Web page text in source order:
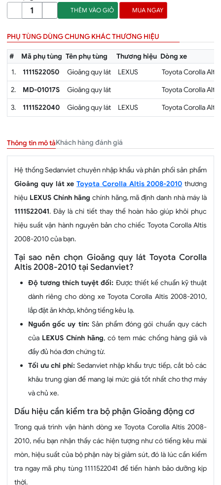
THÊM VÀO GIỎ MUA NGAY
PHỤ TÙNG DÙNG CHUNG KHÁC THƯƠNG HIỆU
# Mã phụ tùng Tên phụ tùng Thương hiệu Dòng xe
1.
1111522050 Gioăng quy lát LEXUS
Toyota Corolla
2.
MD-01017S Gioăng quy lát
Toyota Corolla
3.
1111522040 Gioăng quy lát LEXUS Toyota Corolla
Thông tin mô tảKhách hàng đánh giá
Hệ thống Sedanviet chuyên nhập khẩu và phân phối sản phẩm
Gioăng quy lát xe Toyota Corolla Altis 2008-2010 thương
hiệu LEXUS Chính hãng chính hãng, mã định danh nhà máy là
1111522041. Đây là chi tiết thay thế hoàn hảo giúp khôi phục
hiệu suất vận hành nguyên bản cho chiếc Toyota Corolla Altis
2008-2010 của bạn.
Tại sao nên chọn Gioăng quy lát Toyota Corolla
Altis 2008-2010 tại Sedanviet?
Độ tương thích tuyệt đối: Được thiết kế chuẩn kỹ thuật
dành riêng cho dòng xe Toyota Corolla Altis 2008-2010,
lắp đặt ăn khớp, không tiếng kêu lạ.
Nguồn gốc uy tín: Sản phẩm đóng gói chuẩn quy cách
của LEXUS Chính hãng, có tem mác chống hàng giả và
đầy đủ hóa đơn chứng từ.
Tối ưu chi phí: Sedanviet nhập khẩu trực tiếp, cắt bỏ các
khâu trung gian để mang lại mức giá tốt nhất cho thợ máy
và chủ xe.
Dấu hiệu cần kiểm tra bộ phận Gioăng động cơ
Trong quá trình vận hành dòng xe Toyota Corolla Altis 2008-
2010, nếu bạn nhận thấy các hiện tượng như có tiếng kêu mài
mòn, hiệu suất của bộ phận này bị giảm sút, đó là lúc cần kiểm
tra ngay mã phụ tùng 1111522041 để tiến hành bảo dưỡng kịp
thời.